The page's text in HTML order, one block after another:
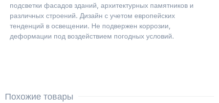
подсветки фасадов зданий, архитектурных памятников и
различных строений. Дизайн с учетом европейских
тенденций в освещении. Не подвержен коррозии,
деформации под воздействием погодных условий.
Похожие товары